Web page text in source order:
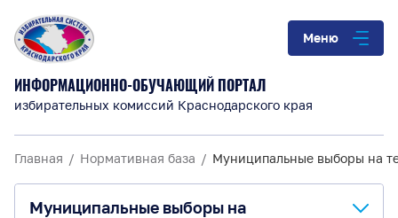
Меню
ИНФОРМАЦИОННО-ОБУЧАЮЩИЙ ПОРТАЛ
избирательных комиссий Краснодарского края
Главная Нормативная база Муниципальные выборы на
Муниципальные выборы на